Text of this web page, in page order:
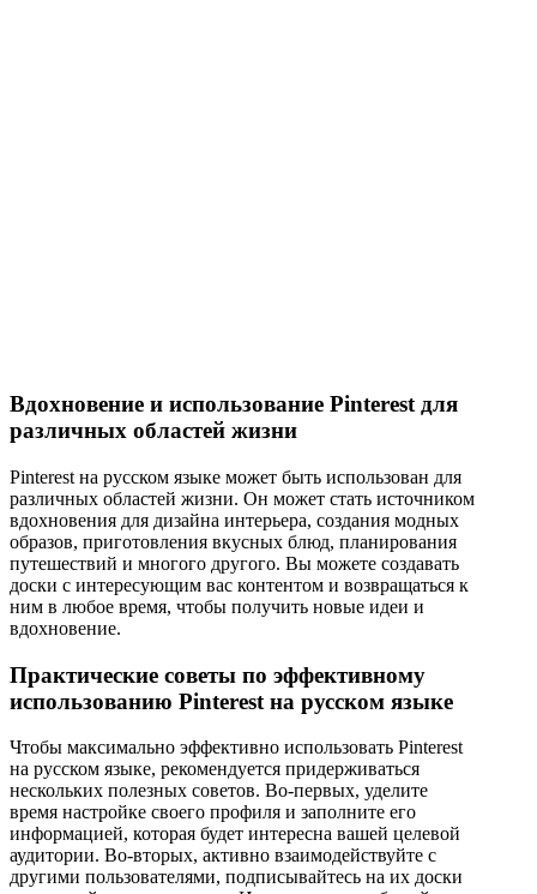
Вдохновение и использование Pinterest для
различных областей жизни
Pinterest на русском языке может быть использован для
различных областей жизни. Он может стать источником
вдохновения для дизайна интерьера, создания модных
образов, приготовления вкусных блюд, планирования
путешествий и многого другого. Вы можете создавать
доски с интересующим вас контентом и возвращаться к
ним в любое время, чтобы получить новые идеи и
вдохновение.
Практические советы по эффективному
использованию Pinterest на русском языке
Чтобы максимально эффективно использовать Pinterest
на русском языке, рекомендуется придерживаться
нескольких полезных советов. Во-первых, уделите
время настройке своего профиля и заполните его
информацией, которая будет интересна вашей целевой
аудитории. Во-вторых, активно взаимодействуйте с
другими пользователями, подписывайтесь на их доски